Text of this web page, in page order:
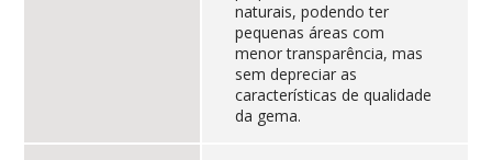
naturais, podendo ter
pequenas áreas com
menor transparência, mas
sem depreciar as
características de qualidade
da gema.